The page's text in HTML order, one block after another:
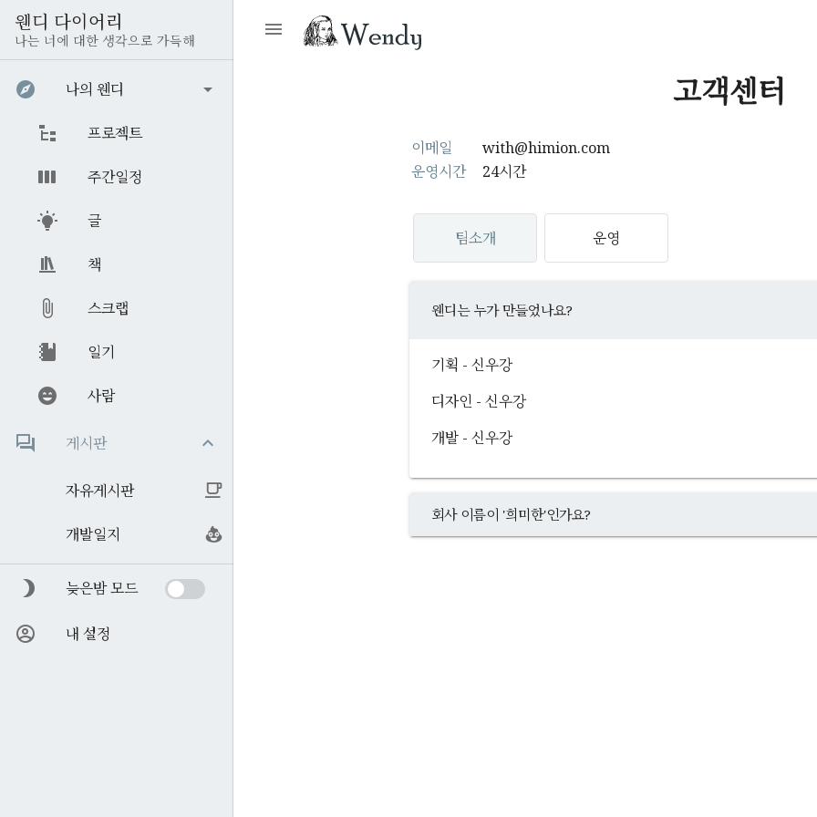
웬디 다이어리
나는 너에 대한 생각으로 가득해
나의 웬디
프로젝트
주간일정
글
책
스크랩
일기
사람
게시판
자유게시판
개발일지
늦은밤 모드
내 설정
고객센터
이메일
with@himion.com
운영시간
24시간
팀소개 운영
웬디는 누가 만들었나요?
기획 - 신우강
디자인 - 신우강
개발 - 신우강
회사 이름이 '희미한'인가요?